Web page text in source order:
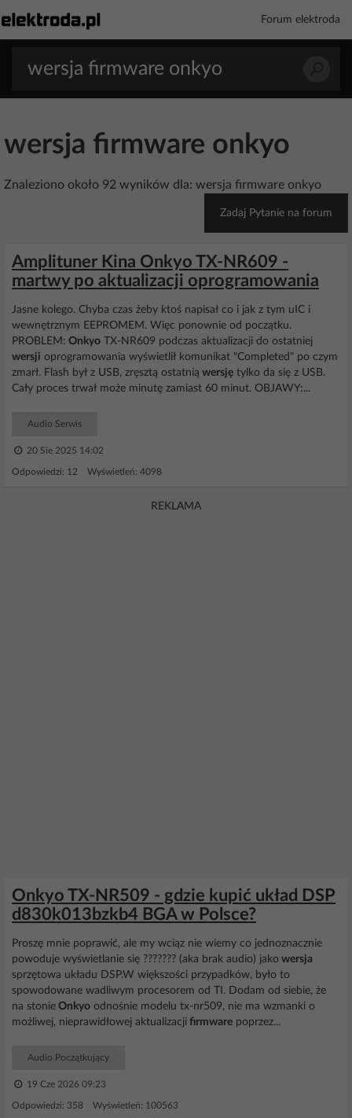
Forum elektroda
wersja firmware onkyo
Znaleziono około 92 wyników dla: wersja firmware onkyo
Zadaj Pytanie na forum
Amplituner Kina Onkyo TX-NR609 -
martwy po aktualizacji oprogramowania
Jasne kolego. Chyba czas żeby ktoś napisał co i jak z tym uIC i
wewnętrznym EEPROMEM. Więc ponownie od początku.
PROBLEM: Onkyo TX-NR609 podczas aktualizacji do ostatniej
wersji oprogramowania wyświetlił komunikat "Completed" po czym
zmarł. Flash był z USB, zręsztą ostatnią wersję tylko da się z USB.
Cały proces trwał może minutę zamiast 60 minut. OBJAWY:...
Audio Serwis
20 Sie 2025 14:02
Odpowiedzi: 12 Wyświetleń: 4098
REKLAMA
Onkyo TX-NR509 - gdzie kupić układ DSP
d830k013bzkb4 BGA w Polsce?
Proszę mnie poprawić, ale my wciąz nie wiemy co jednoznacznie
powoduje wyświetlanie się ??????? (aka brak audio) jako wersja
sprzętowa układu DSP.W większości przypadków, było to
spowodowane wadliwym procesorem od TI. Dodam od siebie, że
na stonie Onkyo odnośnie modelu tx-nr509, nie ma wzmanki o
możliwej, nieprawidłowej aktualizacji firmware poprzez...
Audio Początkujący
19 Cze 2026 09:23
Odpowiedzi: 358 Wyświetleń: 100563